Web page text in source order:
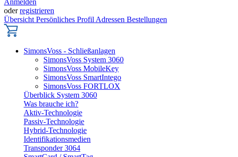
Anmelden
oderregistrieren
Übersicht Persönliches Profil Adressen Bestellungen
SimonsVoss - Schließanlagen
SimonsVoss System 3060
SimonsVoss MobileKey
SimonsVoss SmartIntego
SimonsVoss FORTLOX
Überblick System 3060
Was brauche ich?
Aktiv-Technologie
Passiv-Technologie
Hybrid-Technologie
Identifikationsmedien
Transponder 3064